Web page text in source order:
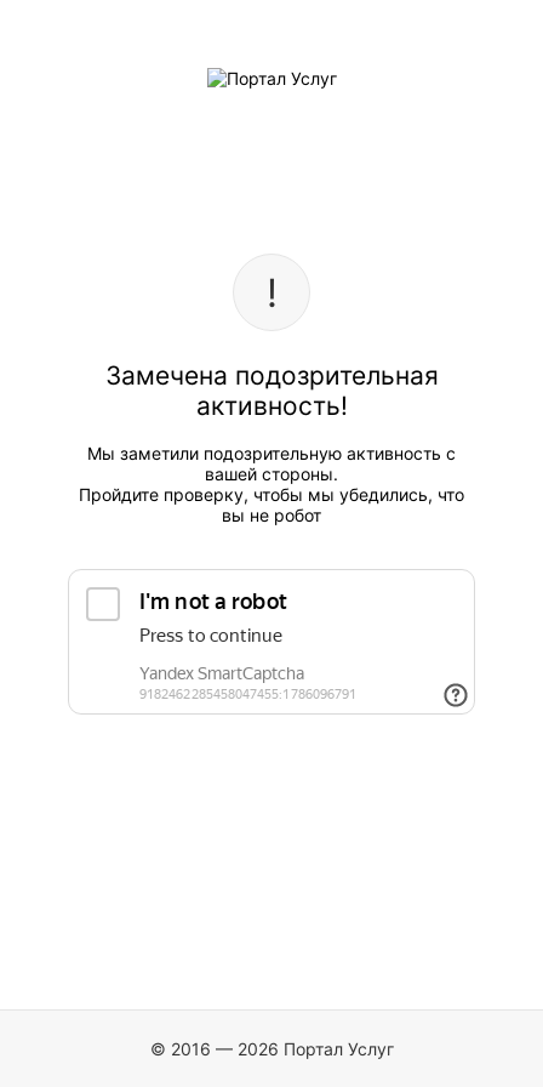
Замечена подозрительная
активность!
Мы заметили подозрительную активность с
вашей стороны.
Пройдите проверку, чтобы мы убедились, что
вы не робот
© 2016 — 2026 Портал Услуг